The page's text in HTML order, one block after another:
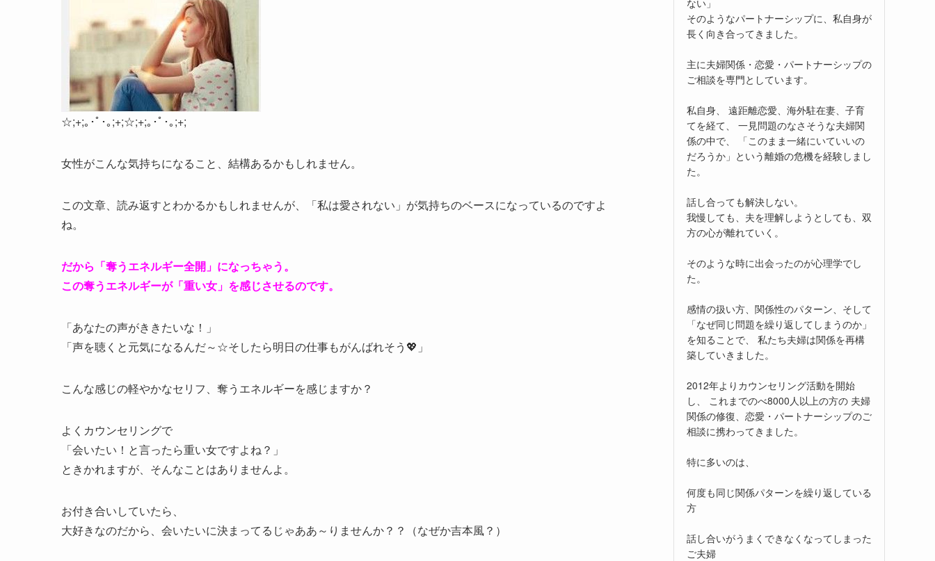
☆;+;｡･ﾟ･｡;+;☆;+;｡･ﾟ･｡;+;
女性がこんな気持ちになること、結構あるかもしれません。
この文章、読み返すとわかるかもしれませんが、「私は愛されない」が気持ちのベースになっているのですよ
ね。
だから「奪うエネルギー全開」になっちゃう。
この奪うエネルギーが「重い女」を感じさせるのです。
「あなたの声がききたいな！」
「声を聴くと元気になるんだ～☆そしたら明日の仕事もがんばれそう💖」
こんな感じの軽やかなセリフ、奪うエネルギーを感じますか？
よくカウンセリングで
「会いたい！と言ったら重い女ですよね？」
ときかれますが、そんなことはありませんよ。
お付き合いしていたら、
大好きなのだから、会いたいに決まってるじゃああ～りませんか？？（なぜか吉本風？）
そのようなパートナーシップに、私自身が
長く向き合ってきました。
主に夫婦関係・恋愛・パートナーシップの
ご相談を専門としています。
私自身、 遠距離恋愛、海外駐在妻、子育
てを経て、 一見問題のなさそうな夫婦関
係の中で、 「このまま一緒にいていいの
だろうか」という離婚の危機を経験しまし
た。
話し合っても解決しない。
我慢しても、夫を理解しようとしても、双
方の心が離れていく。
そのような時に出会ったのが心理学でし
た。
感情の扱い方、関係性のパターン、そして
「なぜ同じ問題を繰り返してしまうのか」
を知ることで、 私たち夫婦は関係を再構
築していきました。
2012年よりカウンセリング活動を開始
し、 これまでのべ8000人以上の方の 夫婦
関係の修復、恋愛・パートナーシップのご
相談に携わってきました。
特に多いのは、
何度も同じ関係パターンを繰り返している
方
話し合いがうまくできなくなってしまった
ご夫婦